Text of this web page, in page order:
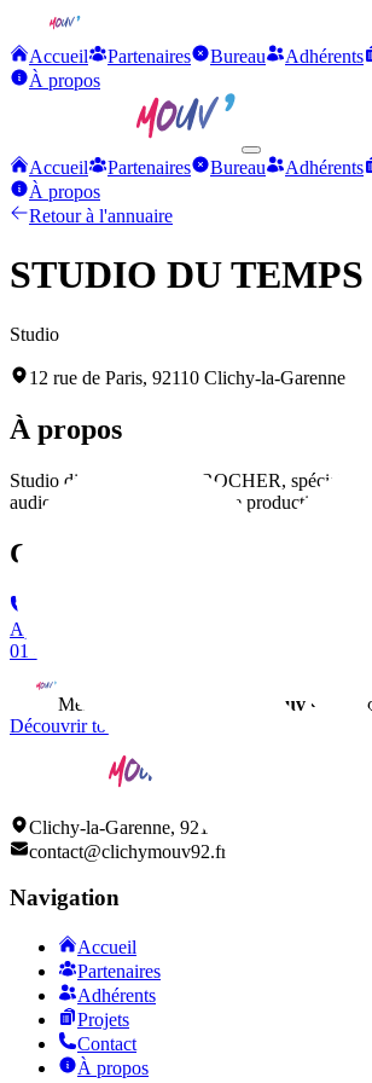
Accueil Partenaires Bureau Adhérents
À propos
Accueil Partenaires Bureau Adhérents
À propos
Retour à l'annuaire
STUDIO DU TEMPS
Studio
12 rue de Paris, 92110 Clichy-la-Garenne
À propos
Studio dirigé par Freddy ROCHER, spécialisé
audiovisuelle et les services de production
Contact
Appeler
01 47 30 24 95
Membre du réseau ClichyMouv • 150+
Découvrir tous nos adhérents
Clichy-la-Garenne, 92110
contact@clichymouv92.fr
Navigation
Accueil
Partenaires
Adhérents
Projets
Contact
À propos